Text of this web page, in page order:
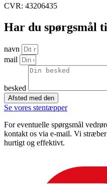
CVR: 43206435
Har du spørgsmål
navn
mail
besked
Afsted med den
Se vores stentæpper
For eventuelle spørgsmål
kontakt os via e-mail. Vi
hurtigt og effektivt.